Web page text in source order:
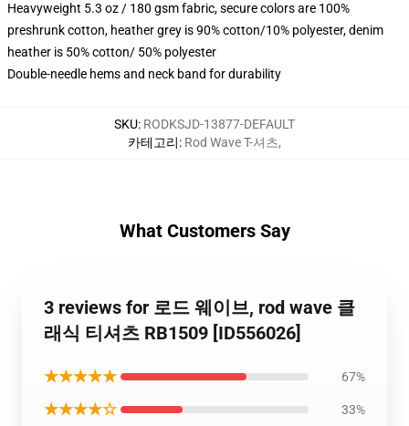
Heavyweight 5.3 oz / 180 gsm fabric, secure colors are 100%
preshrunk cotton, heather grey is 90% cotton/10% polyester, denim
heather is 50% cotton/ 50% polyester
Double-needle hems and neck band for durability
SKU: RODKSJD-13877-DEFAULT
카테고리: Rod Wave T-셔츠,
What Customers Say
3 reviews for 로드 웨이브, rod wave 클
래식 티셔츠 RB1509 [ID556026]
★★★★★ 67%
★★★★☆ 33%